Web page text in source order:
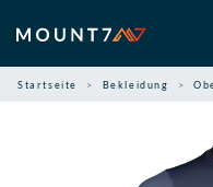
Inhalt
springen
Startseite Bekleidung